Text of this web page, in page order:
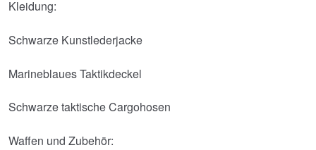
Kleidung:
Schwarze Kunstlederjacke
Marineblaues Taktikdeckel
Schwarze taktische Cargohosen
Waffen und Zubehör: